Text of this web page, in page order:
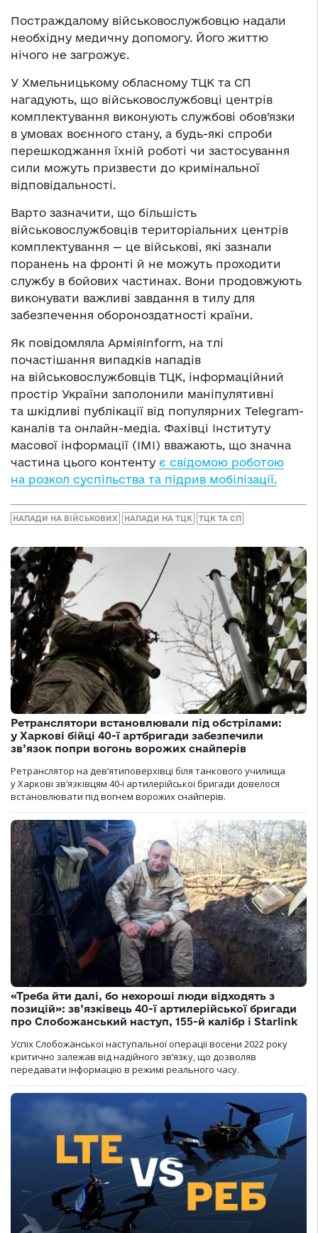
Постраждалому військовослужбовцю надали
необхідну медичну допомогу. Його життю
нічого не загрожує.
У Хмельницькому обласному ТЦК та СП
нагадують, що військовослужбовці центрів
комплектування виконують службові обов’язки
в умовах воєнного стану, а будь-які спроби
перешкоджання їхній роботі чи застосування
сили можуть призвести до кримінальної
відповідальності.
Варто зазначити, що більшість
військовослужбовців територіальних центрів
комплектування — це військові, які зазнали
поранень на фронті й не можуть проходити
службу в бойових частинах. Вони продовжують
виконувати важливі завдання в тилу для
забезпечення обороноздатності країни.
Як повідомляла АрміяInform, на тлі
почастішання випадків нападів
на військовослужбовців ТЦК, інформаційний
простір України заполонили маніпулятивні
та шкідливі публікації від популярних Telegram-
каналів та онлайн-медіа. Фахівці Інституту
масової інформації (ІМІ) вважають, що значна
частина цього контенту є свідомою роботою
на розкол суспільства та підрив мобілізації.
НАПАДИ НА ВІЙСЬКОВИХ НАПАДИ НА ТЦК ТЦК ТА СП
Ретранслятори встановлювали під обстрілами:
у Харкові бійці 40-ї артбригади забезпечили
зв’язок попри вогонь ворожих снайперів
Ретранслятор на дев’ятиповерхівці біля танкового училища
у Харкові зв’язківцям 40-ї артилерійської бригади довелося
встановлювати під вогнем ворожих снайперів.
«Треба йти далі, бо нехороші люди відходять з
позицій»: зв’язківець 40-ї артилерійської бригади
про Слобожанський наступ, 155-й калібр і Starlink
Успіх Слобожанської наступальної операції восени 2022 року
критично залежав від надійного зв’язку, що дозволяв
передавати інформацію в режимі реального часу.